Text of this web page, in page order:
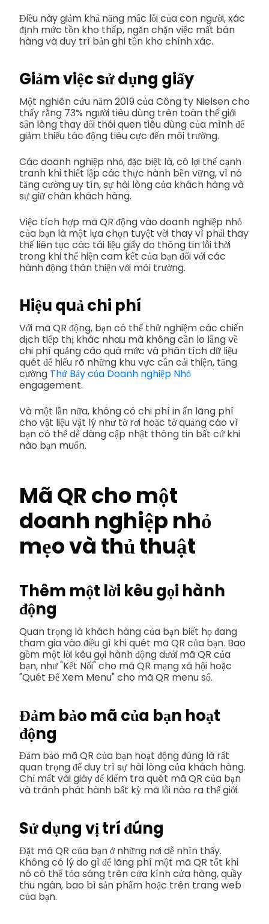
Điều này giảm khả năng mắc lỗi của con người, xác
định mức tồn kho thấp, ngăn chặn việc mất bán
hàng và duy trì bản ghi tồn kho chính xác.
Giảm việc sử dụng giấy
Một nghiên cứu năm 2019 của Công ty Nielsen cho
thấy rằng 73% người tiêu dùng trên toàn thế giới
sẵn lòng thay đổi thói quen tiêu dùng của mình để
giảm thiểu tác động tiêu cực đến môi trường.
Các doanh nghiệp nhỏ, đặc biệt là, có lợi thế cạnh
tranh khi thiết lập các thực hành bền vững, vì nó
tăng cường uy tín, sự hài lòng của khách hàng và
sự giữ chân khách hàng.
Việc tích hợp mã QR động vào doanh nghiệp nhỏ
của bạn là một lựa chọn tuyệt vời thay vì phải thay
thế liên tục các tài liệu giấy do thông tin lỗi thời
trong khi thể hiện cam kết của bạn đối với các
hành động thân thiện với môi trường.
Hiệu quả chi phí
Với mã QR động, bạn có thể thử nghiệm các chiến
dịch tiếp thị khác nhau mà không cần lo lắng về
chi phí quảng cáo quá mức và phân tích dữ liệu
quét để hiểu rõ những khu vực cần cải thiện, tăng
cường Thứ Bảy của Doanh nghiệp Nhỏ
engagement.
Và một lần nữa, không có chi phí in ấn lãng phí
cho vật liệu vật lý như tờ rơi hoặc tờ quảng cáo vì
bạn có thể dễ dàng cập nhật thông tin bất cứ khi
nào bạn muốn.
Mã QR cho một
doanh nghiệp nhỏ
mẹo và thủ thuật
Thêm một lời kêu gọi hành
động
Quan trọng là khách hàng của bạn biết họ đang
tham gia vào điều gì khi quét mã QR của bạn. Bao
gồm một lời kêu gọi hành động dưới mã QR của
bạn, như "Kết Nối" cho mã QR mạng xã hội hoặc
"Quét Để Xem Menu" cho mã QR menu số.
Đảm bảo mã của bạn hoạt
động
Đảm bảo mã QR của bạn hoạt động đúng là rất
quan trọng để duy trì sự hài lòng của khách hàng.
Chỉ mất vài giây để kiểm tra quét mã QR của bạn
và tránh phát hành bất kỳ mã lỗi nào ra thế giới.
Sử dụng vị trí đúng
Đặt mã QR của bạn ở những nơi dễ nhìn thấy.
Không có lý do gì để lãng phí một mã QR tốt khi
nó có thể tỏa sáng trên cửa kính cửa hàng, quầy
thu ngân, bao bì sản phẩm hoặc trên trang web
của bạn.